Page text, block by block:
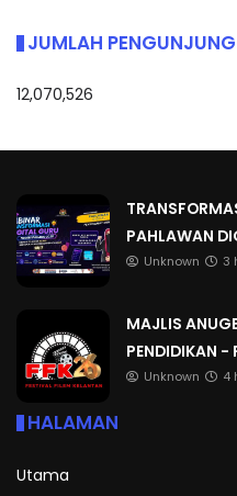
JUMLAH PENGUNJUNG
12,070,526
PAHLAWAN
Unknown 3
MAJLIS
PENDIDIKAN
Unknown 4
HALAMAN
Utama